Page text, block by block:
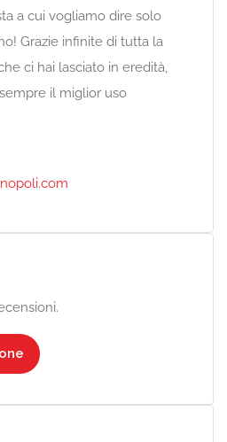
a cui vogliamo dire solo
Grazie infinite di tutta la
ci hai lasciato in eredità,
il miglior uso